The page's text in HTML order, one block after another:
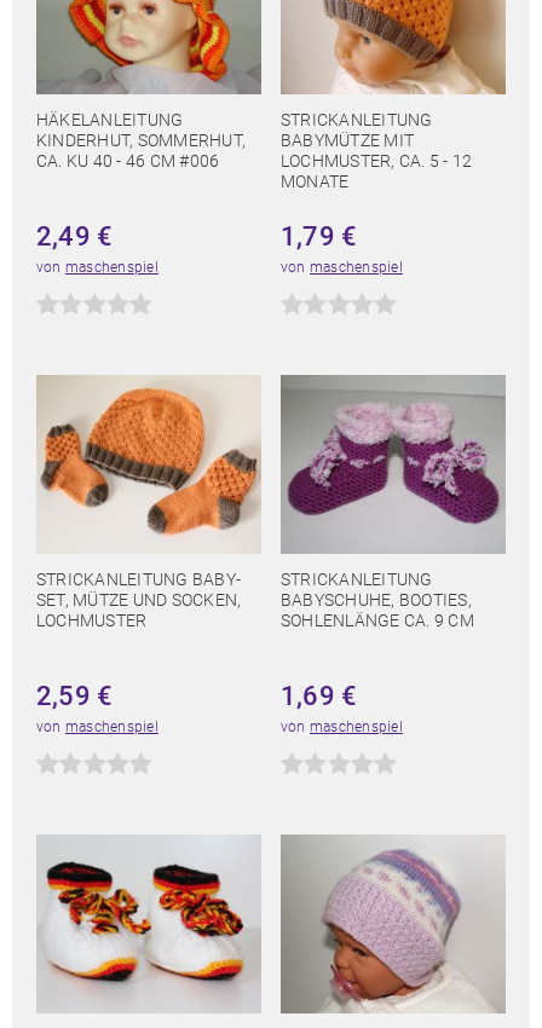
HÄKELANLEITUNG
KINDERHUT, SOMMERHUT,
CA. KU 40 - 46 CM #006
2,49 €
von maschenspiel
STRICKANLEITUNG
BABYMÜTZE MIT
LOCHMUSTER, CA. 5 - 12
MONATE
1,79 €
von maschenspiel
STRICKANLEITUNG BABY-
SET, MÜTZE UND SOCKEN,
LOCHMUSTER
2,59 €
von maschenspiel
STRICKANLEITUNG
BABYSCHUHE, BOOTIES,
SOHLENLÄNGE CA. 9 CM
1,69 €
von maschenspiel